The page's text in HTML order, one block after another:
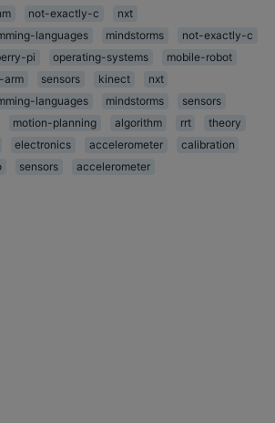
not-exactly-c
nxt
languages
mindstorms
not-exactly-c
pi
operating-systems
mobile-robot
arm
sensors kinect
nxt
languages
mindstorms
sensors
motion-planning algorithm rrt
theory
electronics accelerometer
calibration
sensors accelerometer